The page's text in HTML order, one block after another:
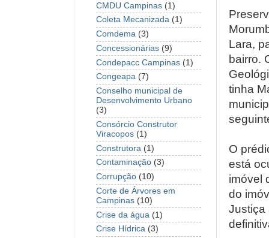
Lara,
bairro.
tinha
O
está
imóvel
do
Justiça
CMDU Campinas (1)
Coleta Mecanizada (1)
Comdema (3)
Concessionárias (9)
Condepacc Campinas (1)
Congeapa (7)
Conselho municipal de
Desenvolvimento Urbano
(3)
Consórcio Construtor
Viracopos (1)
Construtora (1)
Contaminação (3)
Corrupção (10)
Corte de Árvores em
Campinas (10)
Crise da água (1)
Crise Hídrica (3)